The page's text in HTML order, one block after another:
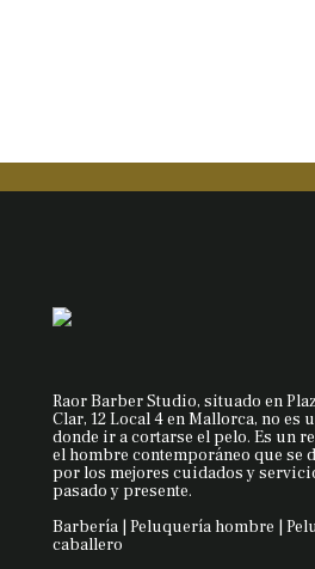
Raor Barber Studio, situado en
Clar, 12 Local 4 en Mallorca, no es
donde ir a cortarse el pelo. Es un
el hombre contemporáneo que se
por los mejores cuidados y
pasado y presente.
Barbería | Peluquería hombre |
caballero